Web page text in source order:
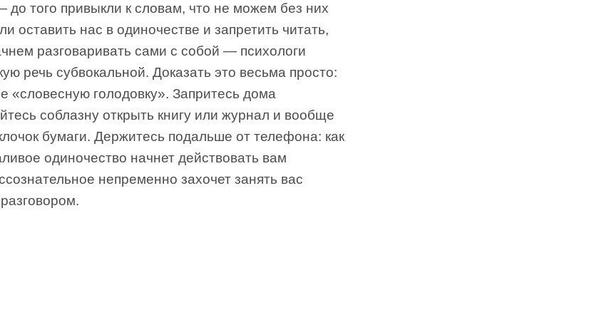
до того привыкли к словам, что не можем без них
оставить нас в одиночестве и запретить читать,
разговаривать сами с собой — психологи
речь субвокальной. Доказать это весьма просто:
«словесную голодовку». Запритесь дома
соблазну открыть книгу или журнал и вообще
бумаги. Держитесь подальше от телефона: как
одиночество начнет действовать вам
непременно захочет занять вас